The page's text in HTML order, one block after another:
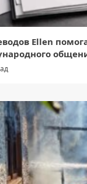
Ellen